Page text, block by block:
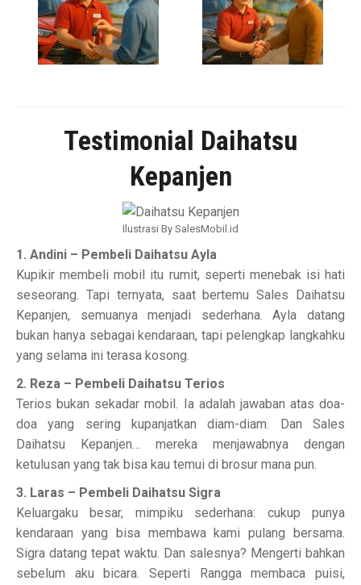
Testimonial Daihatsu
Kepanjen
Ilustrasi By SalesMobil.id
1. Andini – Pembeli Daihatsu Ayla
Kupikir membeli mobil itu rumit, seperti menebak isi hati
seseorang. Tapi ternyata, saat bertemu Sales Daihatsu
Kepanjen, semuanya menjadi sederhana. Ayla datang
bukan hanya sebagai kendaraan, tapi pelengkap langkahku
yang selama ini terasa kosong.
2. Reza – Pembeli Daihatsu Terios
Terios bukan sekadar mobil. Ia adalah jawaban atas doa-
doa yang sering kupanjatkan diam-diam. Dan Sales
Daihatsu Kepanjen… mereka menjawabnya dengan
ketulusan yang tak bisa kau temui di brosur mana pun.
3. Laras – Pembeli Daihatsu Sigra
Keluargaku besar, mimpiku sederhana: cukup punya
kendaraan yang bisa membawa kami pulang bersama.
Sigra datang tepat waktu. Dan salesnya? Mengerti bahkan
sebelum aku bicara. Seperti Rangga membaca puisi,